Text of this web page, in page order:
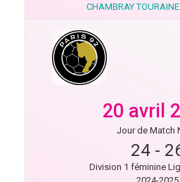
CHAMBRAY
20 avril
Jour de Match
24 -
Division 1 féminine